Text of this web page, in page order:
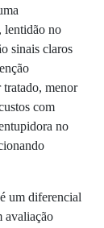
lentidão no
sinais claros
menor
com
no
um diferencial
avaliação